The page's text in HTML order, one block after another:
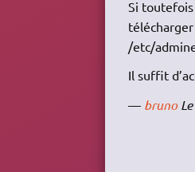
Si
/etc/
Il suffit
— brunoLe